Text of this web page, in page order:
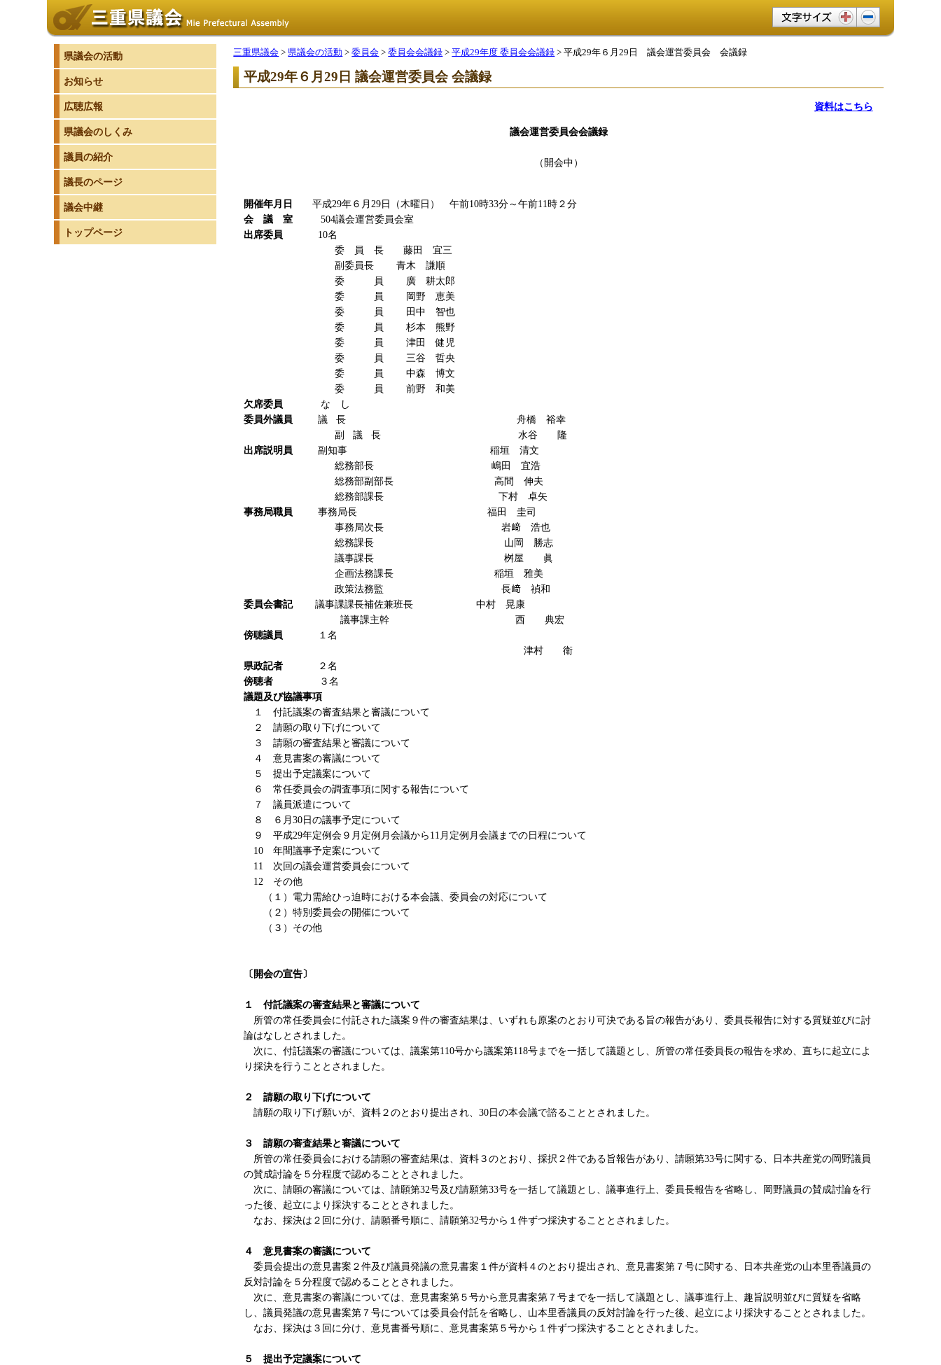
文字サイズ変更
三重県議会 > 県議会の活動 >委員会 >委員会会議録 >平成29年度 委員会会議録 > 平成29年６月29日 議会運営委員会 会議録
平成29年６月29日 議会運営委員会 会議録
資料はこちら
議会運営委員会会議録
（開会中）
開催年月日
平成29年６月29日（木曜日） 午前10時33分～午前11時２分
会 議 室 504議会運営委員会室
出席委員 10名
委 員 長 藤田 宜三
副委員長 青木 謙順
委 員 廣 耕太郎
委 員 岡野 恵美
委 員 田中 智也
委 員 杉本 熊野
委 員 津田 健児
委 員 三谷 哲央
委 員 中森 博文
委 員 前野 和美
欠席委員 な し
委員外議員 議 長 舟橋 裕幸
副 議 長 水谷 隆
出席説明員 副知事 稲垣 清文
総務部長 嶋田 宜浩
総務部副部長 高間 伸夫
総務部課長 下村 卓矢
事務局職員 事務局長 福田 圭司
事務局次長 岩﨑 浩也
総務課長 山岡 勝志
議事課長 桝屋 眞
企画法務課長 稲垣 雅美
政策法務監 長﨑 禎和
委員会書記議事課課長補佐兼班長 中村 晃康
議事課主幹 西 典宏
傍聴議員 １名
津村 衛
県政記者
２名
傍聴者 ３名
議題及び協議事項
１ 付託議案の審査結果と審議について
２ 請願の取り下げについて
３ 請願の審査結果と審議について
４ 意見書案の審議について
５ 提出予定議案について
６ 常任委員会の調査事項に関する報告について
７ 議員派遣について
８ ６月30日の議事予定について
９ 平成29年定例会９月定例月会議から11月定例月会議までの日程について
10 年間議事予定案について
11 次回の議会運営委員会について
12 その他
（１）電力需給ひっ迫時における本会議、委員会の対応について
（２）特別委員会の開催について
（３）その他
〔開会の宣告〕
１ 付託議案の審査結果と審議について
所管の常任委員会に付託された議案９件の審査結果は、いずれも原案のとおり可決である旨の報告があり、委員長報告に対する質疑並びに討
論はなしとされました。
次に、付託議案の審議については、議案第110号から議案第118号までを一括して議題とし、所管の常任委員長の報告を求め、直ちに起立によ
り採決を行うこととされました。
２ 請願の取り下げについて
請願の取り下げ願いが、資料２のとおり提出され、30日の本会議で諮ることとされました。
３ 請願の審査結果と審議について
所管の常任委員会における請願の審査結果は、資料３のとおり、採択２件である旨報告があり、請願第33号に関する、日本共産党の岡野議員
の賛成討論を５分程度で認めることとされました。
次に、請願の審議については、請願第32号及び請願第33号を一括して議題とし、議事進行上、委員長報告を省略し、岡野議員の賛成討論を行
った後、起立により採決することとされました。
なお、採決は２回に分け、請願番号順に、請願第32号から１件ずつ採決することとされました。
４ 意見書案の審議について
委員会提出の意見書案２件及び議員発議の意見書案１件が資料４のとおり提出され、意見書案第７号に関する、日本共産党の山本里香議員の
反対討論を５分程度で認めることとされました。
次に、意見書案の審議については、意見書案第５号から意見書案第７号までを一括して議題とし、議事進行上、趣旨説明並びに質疑を省略
し、議員発議の意見書案第７号については委員会付託を省略し、山本里香議員の反対討論を行った後、起立により採決することとされました。
なお、採決は３回に分け、意見書番号順に、意見書案第５号から１件ずつ採決することとされました。
５ 提出予定議案について
県議会の活動
お知らせ
広聴広報
県議会のしくみ
議員の紹介
議長のページ
議会中継
トップページ